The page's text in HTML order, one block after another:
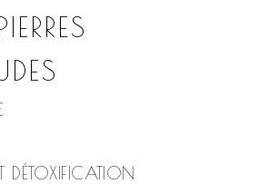
DÉTOXIFICATION